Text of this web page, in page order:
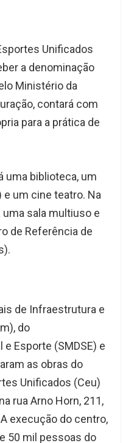
Unificados
a denominação
Ministério da
contará com
para a prática de
uma biblioteca, um
um cine teatro. Na
sala multiuso e
de Referência de
de Infraestrutura e
do
Esporte (SMDSE) e
as obras do
Unificados (Ceu)
rua Arno Horn, 211,
execução do centro,
50 mil pessoas do